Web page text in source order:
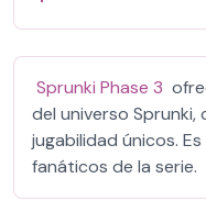
Sprunki Phase 3
del universo
jugabilidad únicos.
fanáticos de la serie.